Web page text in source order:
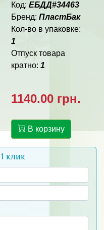
Код: ЕБДД#34463
Бренд: ПластБак
Кол-во в упаковке:
1
Отпуск товара
кратно: 1
1140.00 грн.
В корзину
клик